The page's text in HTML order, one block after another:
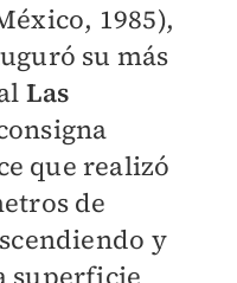
1985),
su más
Las
que realizó
de
y
superficie